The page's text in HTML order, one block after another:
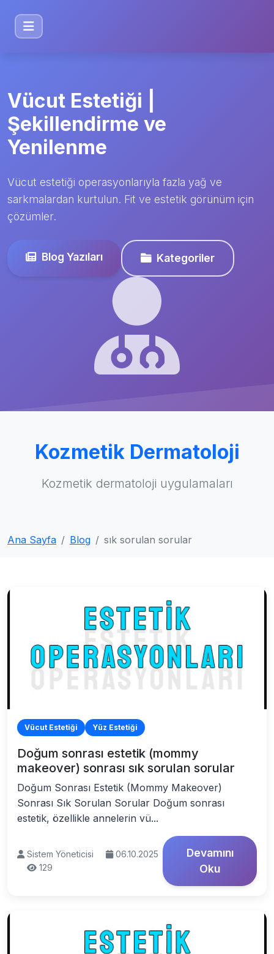
Vücut Estetiği |
Şekillendirme ve
Yenilenme
Vücut estetiği operasyonlarıyla fazla yağ ve
sarkmalardan kurtulun. Fit ve estetik görünüm için
çözümler.
Blog Yazıları Kategoriler
Kozmetik Dermatoloji
Kozmetik dermatoloji uygulamaları
Ana Sayfa Blog sık sorulan sorular
Vücut Estetiği Yüz Estetiği
Doğum sonrası estetik (mommy
makeover) sonrası sık sorulan sorular
Doğum Sonrası Estetik (Mommy Makeover)
Sonrası Sık Sorulan Sorular Doğum sonrası
estetik, özellikle annelerin vü...
Sistem Yöneticisi
06.10.2025
129
Devamını
Oku